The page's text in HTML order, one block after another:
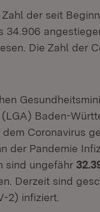
der seit
34.906
Die Zahl der
Baden-
Coronavirus
der Pandemie
sind ungefähr
Derzeit sind
2) infiziert.